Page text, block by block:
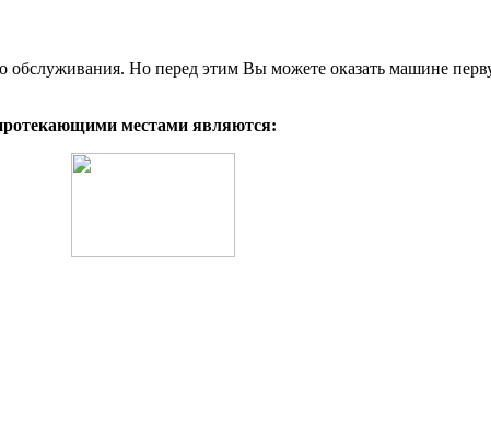
обслуживания. Но перед этим Вы можете оказать машине
местами являются: